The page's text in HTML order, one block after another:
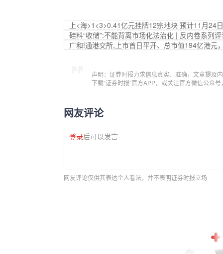
上<海>1<3>0.41亿元挂牌12宗地块 预计11月24
硅料“收储”:不能背离市场化法治化 | 反内卷系列
广和!通港交所,上市首日平开、总市值194亿港元
声明：证券时报力求信息真实、准确，文章提及
下载“证券时报”官方APP，或关注官方微信公众
网友评论
登录后可以发言
网友评论仅供其表达个人看法，并不表明证券时报立场